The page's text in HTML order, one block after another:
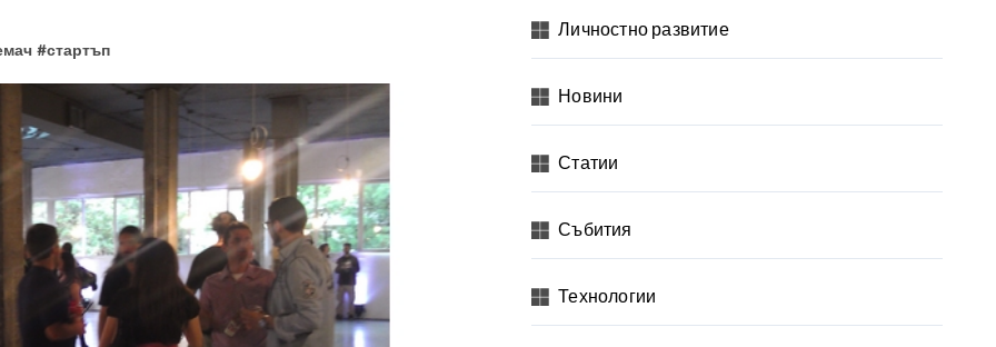
#стартъп
Личностно развитие
Новини
Статии
Събития
Технологии